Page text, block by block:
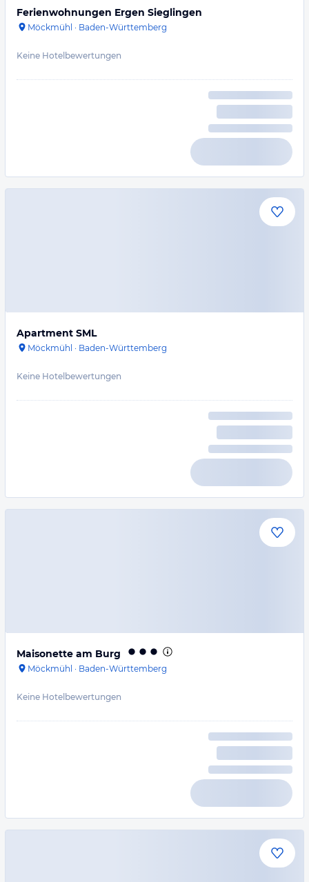
Ferienwohnungen Ergen Sieglingen
Möckmühl · Baden-Württemberg
Keine Hotelbewertungen
Apartment SML
Möckmühl · Baden-Württemberg
Keine Hotelbewertungen
Maisonette am Burg
Möckmühl · Baden-Württemberg
Keine Hotelbewertungen